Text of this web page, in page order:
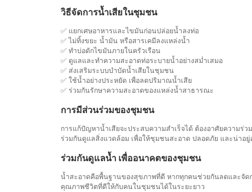
วิธีจัดการน้ำเสียในชุมชน
✅ แยกเศษอาหารและไขมันก่อนปล่อยน้ำลงท่อ
✅ ไม่ทิ้งขยะ น้ำมัน หรือสารเคมีลงแหล่งน้ำ
✅ ทำบ่อดักไขมันภายในครัวเรือน
✅ ดูแลและทำความสะอาดท่อระบายน้ำอย่างสม่ำเสมอ
✅ ส่งเสริมระบบบำบัดน้ำเสียในชุมชน
✅ ใช้น้ำอย่างประหยัด เพื่อลดปริมาณน้ำเสีย
✅ ร่วมกันรักษาความสะอาดของแหล่งน้ำสาธารณะ
การมีส่วนร่วมของชุมชน
การแก้ปัญหาน้ำเสียจะประสบความสำเร็จได้ ต้องอาศัยความร่
ร่วมกันดูแลสิ่งแวดล้อม เพื่อให้ชุมชนสะอาด ปลอดภัย และน่าอยู่
ร่วมกันดูแลน้ำ เพื่ออนาคตของชุมชน
น้ำสะอาดคือพื้นฐานของสุขภาพที่ดี หากทุกคนช่วยกันลดและจัด
คุณภาพชีวิตที่ดีให้กับคนในชุมชนได้ในระยะยาว